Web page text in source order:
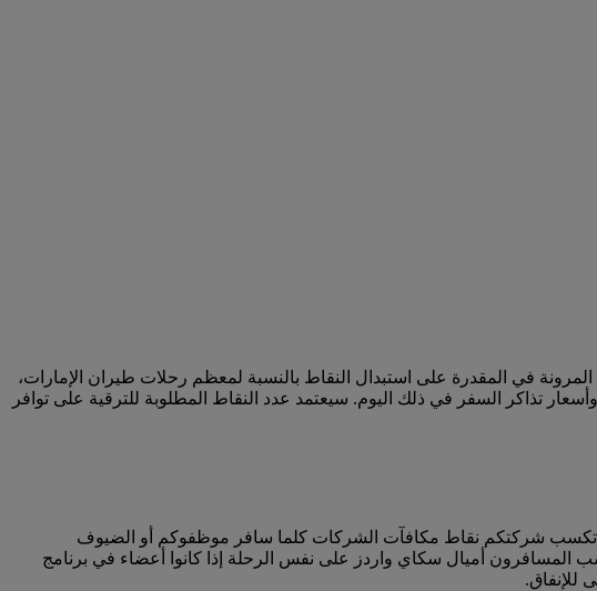
في المقدرة على استبدال النقاط بالنسبة لمعظم رحلات طيران الإمارات،
تذاكر السفر في ذلك اليوم. سيعتمد عدد النقاط المطلوبة للترقية على توافر
تكسب شركتكم نقاط مكافآت الشركات كلما سافر موظفوكم أو الضيوف
المسافرون أميال سكاي واردز على نفس الرحلة إذا كانوا أعضاء في برنامج
للإنفاق.